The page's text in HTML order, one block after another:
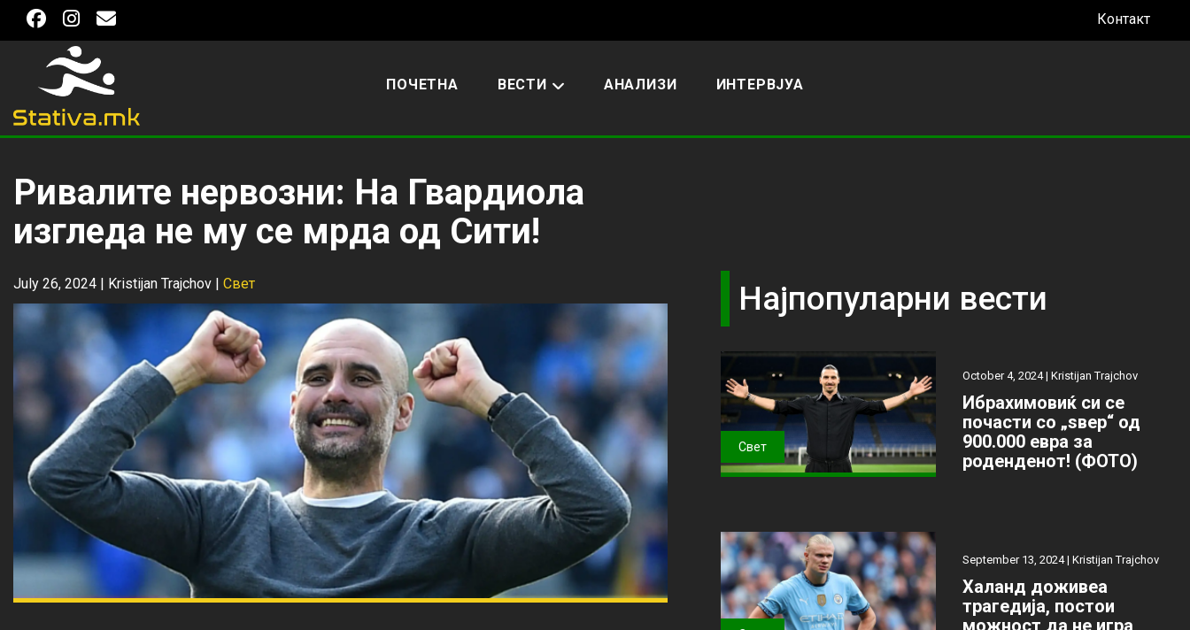
Контакт
ПОЧЕТНА ВЕСТИ АНАЛИЗИ ИНТЕРВЈУА
Ривалите нервозни: На Гвардиола
изгледа не му се мрда од Сити!
July 26, 2024 | Kristijan Trajchov | Свет Најпопуларни вести
Свет
October 4, 2024 | Kristijan Trajchov
Ибрахимовиќ си се
почасти со „ѕвер“ од
900.000 евра за
роденденот! (ФОТО)
September 13, 2024 | Kristijan Trajchov
Халанд доживеа
трагедија, постои